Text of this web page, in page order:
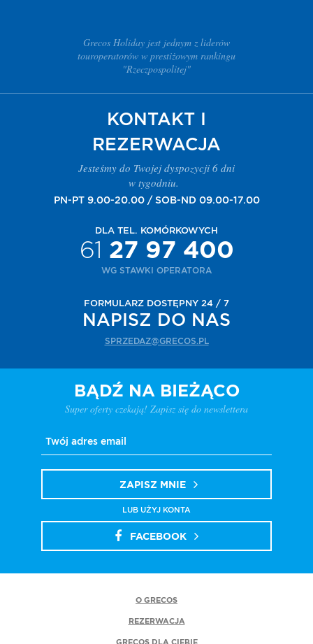
Grecos Holiday jest jednym z liderów
touroperatorów w prestiżowym rankingu
"Rzeczpospolitej"
KONTAKT I
REZERWACJA
Jesteśmy do Twojej dyspozycji 6 dni
w tygodniu.
PN-PT 9.00-20.00 / SOB-ND 09.00-17.00
DLA TEL. KOMÓRKOWYCH
61 27 97 400
WG STAWKI OPERATORA
FORMULARZ DOSTĘPNY 24 / 7
NAPISZ DO NAS
SPRZEDAZ@GRECOS.PL
BĄDŹ NA BIEŻĄCO
Super oferty czekają! Zapisz się do newslettera
ZAPISZ MNIE
LUB UŻYJ KONTA
FACEBOOK
O GRECOS
REZERWACJA
GRECOS DLA CIEBIE